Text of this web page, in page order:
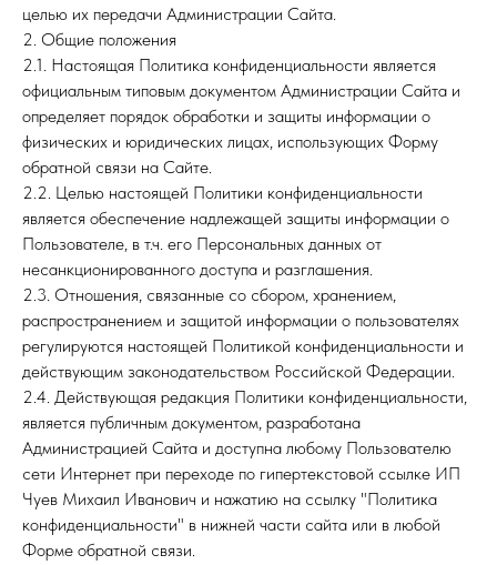
целью их передачи Администрации Сайта.
2. Общие положения
2.1. Настоящая Политика конфиденциальности является
официальным типовым документом Администрации Сайта и
определяет порядок обработки и защиты информации о
физических и юридических лицах, использующих Форму
обратной связи на Сайте.
2.2. Целью настоящей Политики конфиденциальности
является обеспечение надлежащей защиты информации о
Пользователе, в т.ч. его Персональных данных от
несанкционированного доступа и разглашения.
2.3. Отношения, связанные со сбором, хранением,
распространением и защитой информации о пользователях
регулируются настоящей Политикой конфиденциальности и
действующим законодательством Российской Федерации.
2.4. Действующая редакция Политики конфиденциальности,
является публичным документом, разработана
Администрацией Сайта и доступна любому Пользователю
сети Интернет при переходе по гипертекстовой ссылке ИП
Чуев Михаил Иванович и нажатию на ссылку "Политика
конфиденциальности" в нижней части сайта или в любой
Форме обратной связи.